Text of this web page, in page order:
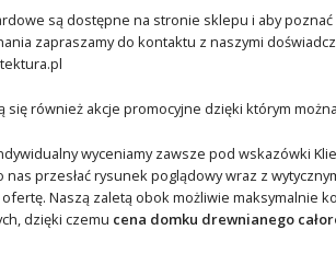
są dostępne na stronie sklepu i aby
zapraszamy do kontaktu z naszymi
się również akcje promocyjne dzięki którym
wyceniamy zawsze pod wskazówki
przesłać rysunek poglądowy wraz z
Naszą zaletą obok możliwie maksymalnie
dzięki czemu cena domku drewnianego